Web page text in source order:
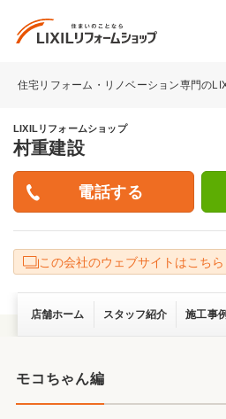
住宅リフォーム・リノベーション専門の
LIXILリフォームショップ
村重建設
この会社のウェブサイトはこちら
店舗ホーム スタッフ紹介 施工事例
モコちゃん編